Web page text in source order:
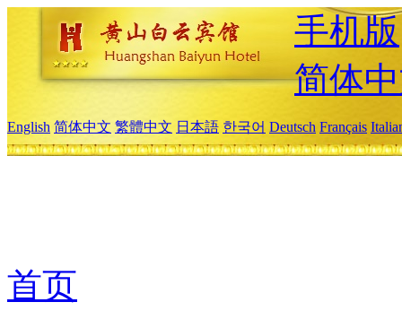
手机版
简体
English 简体中文 繁體中文 日本語 한국어 Deutsch Français
首页